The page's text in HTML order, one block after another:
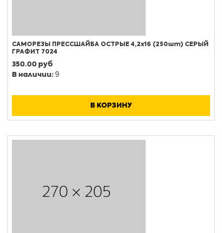
САМОРЕЗЫ ПРЕССШАЙБА ОСТРЫЕ 4,2х16 (250шт) СЕРЫЙ
ГРАФИТ 7024
350.00 руб
В наличии: 9
В КОРЗИНУ